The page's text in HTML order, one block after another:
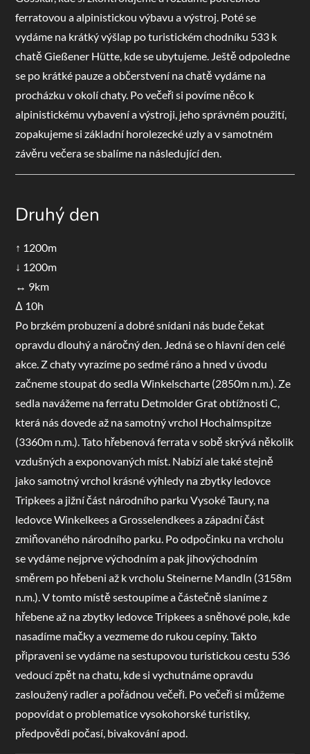
ferratovou a alpinistickou výbavu a výstroj. Poté se
vydáme na krátký výšlap po turistickém chodníku 533 k
chatě Gießener Hütte, kde se ubytujeme. Ještě odpoledne
se po krátké pauze a občerstvení na chatě vydáme na
procházku v okolí chaty. Po večeři si povíme něco k
alpinistickému vybavení a výstroji, jeho správném použití,
zopakujeme si základní horolezecké uzly a v samotném
závěru večera se sbalíme na následující den.
Druhý den
↑ 1200m
↓ 1200m
↔ 9km
Δ 10h
Po brzkém probuzení a dobré snídani nás bude čekat
opravdu dlouhý a náročný den. Jedná se o hlavní den celé
akce. Z chaty vyrazíme po sedmé ráno a hned v úvodu
začneme stoupat do sedla Winkelscharte (2850m n.m.). Ze
sedla navážeme na ferratu Detmolder Grat obtížnosti C,
která nás dovede až na samotný vrchol Hochalmspitze
(3360m n.m.). Tato hřebenová ferrata v sobě skrývá několik
vzdušných a exponovaných míst. Nabízí ale také stejně
jako samotný vrchol krásné výhledy na zbytky ledovce
Tripkees a jižní část národního parku Vysoké Taury, na
ledovce Winkelkees a Grosselendkees a západní část
zmiňovaného národního parku. Po odpočinku na vrcholu
se vydáme nejprve východním a pak jihovýchodním
směrem po hřebeni až k vrcholu Steinerne Mandln (3158m
n.m.). V tomto místě sestoupíme a částečně slaníme z
hřebene až na zbytky ledovce Tripkees a sněhové pole, kde
nasadíme mačky a vezmeme do rukou cepíny. Takto
připraveni se vydáme na sestupovou turistickou cestu 536
vedoucí zpět na chatu, kde si vychutnáme opravdu
zasloužený radler a pořádnou večeři. Po večeři si můžeme
popovídat o problematice vysokohorské turistiky,
předpovědi počasí, bivakování apod.